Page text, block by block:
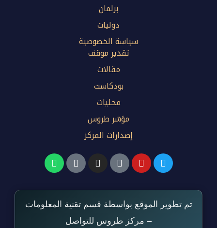
برلمان
دوليات
سياسة الخصوصية
تقدير موقف
مقالات
بودكاست
محليات
مؤشر طروس
إصدارات المركز
تم تطوير الموقع بواسطة قسم تقنية المعلومات
– مركز طروس للتواصل